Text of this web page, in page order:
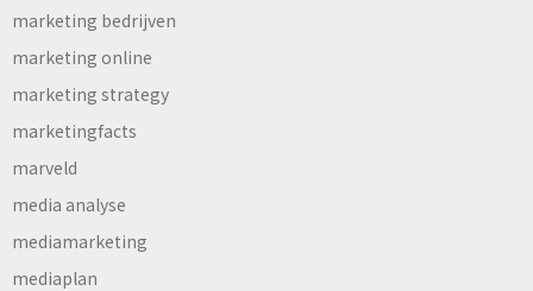
marketing bedrijven
marketing online
marketing strategy
marketingfacts
marveld
media analyse
mediamarketing
mediaplan